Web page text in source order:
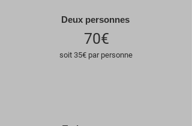
Deux personnes
70€
soit 35€ par personne